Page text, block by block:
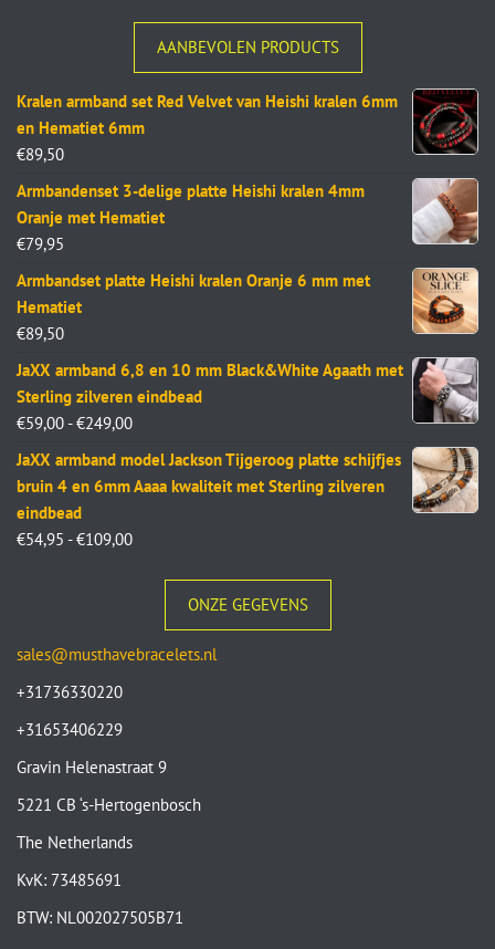
AANBEVOLEN PRODUCTS
Kralen armband set Red Velvet van Heishi kralen 6mm
en Hematiet 6mm
€89,50
Armbandenset 3-delige platte Heishi kralen 4mm
Oranje met Hematiet
€79,95
Armbandset platte Heishi kralen Oranje 6 mm met
Hematiet
€89,50
JaXX armband 6,8 en 10 mm Black&White Agaath met
Sterling zilveren eindbead
€59,00 - €249,00
JaXX armband model Jackson Tijgeroog platte schijfjes
bruin 4 en 6mm Aaaa kwaliteit met Sterling zilveren
eindbead
€54,95 - €109,00
ONZE GEGEVENS
sales@musthavebracelets.nl
+31736330220
+31653406229
Gravin Helenastraat 9
5221 CB ‘s-Hertogenbosch
The Netherlands
KvK: 73485691
BTW: NL002027505B71